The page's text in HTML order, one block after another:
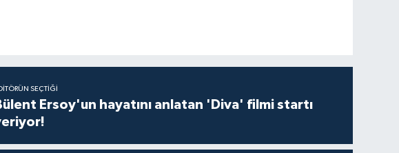
SEÇTIĞI
Ersoy'un hayatını anlatan 'Diva' filmi startı